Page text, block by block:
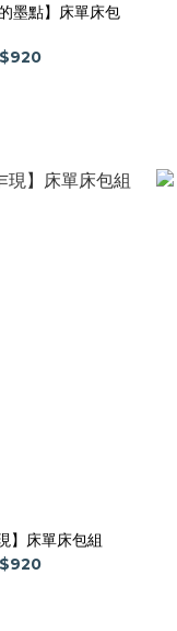
墨點】床單床包
】床單床包組